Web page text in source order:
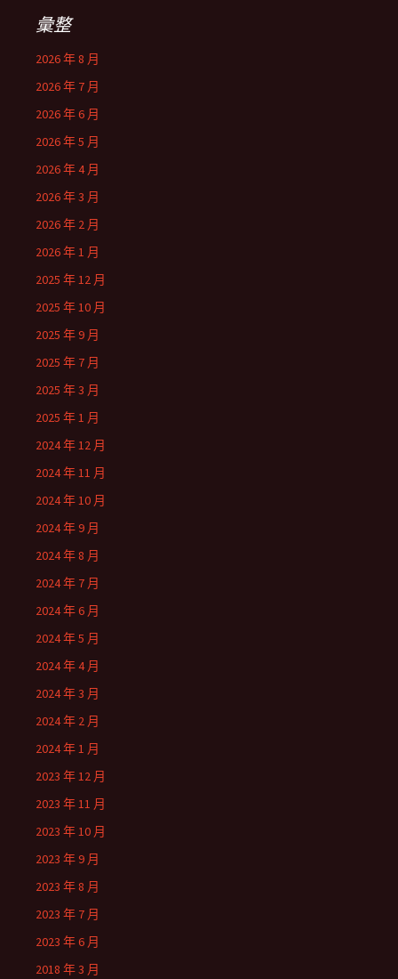
彙整
2026 年 8 月
2026 年 7 月
2026 年 6 月
2026 年 5 月
2026 年 4 月
2026 年 3 月
2026 年 2 月
2026 年 1 月
2025 年 12 月
2025 年 10 月
2025 年 9 月
2025 年 7 月
2025 年 3 月
2025 年 1 月
2024 年 12 月
2024 年 11 月
2024 年 10 月
2024 年 9 月
2024 年 8 月
2024 年 7 月
2024 年 6 月
2024 年 5 月
2024 年 4 月
2024 年 3 月
2024 年 2 月
2024 年 1 月
2023 年 12 月
2023 年 11 月
2023 年 10 月
2023 年 9 月
2023 年 8 月
2023 年 7 月
2023 年 6 月
2018 年 3 月